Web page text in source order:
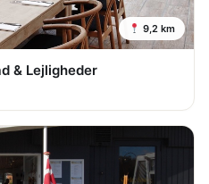
9,2 km
& Lejligheder